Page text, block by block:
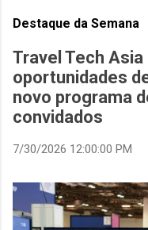
Destaque da Semana
Travel Tech
oportunidades
novo programa
convidados
7/30/2026 12:00:00 PM